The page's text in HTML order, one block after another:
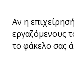
Αν η
εργαζόμενους
το φάκελο σας